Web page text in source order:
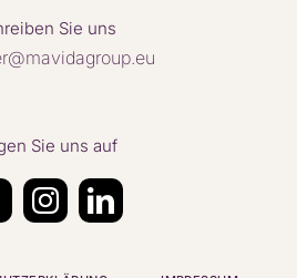
Sie uns
Sie uns auf